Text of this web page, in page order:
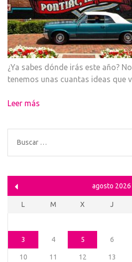
¿Ya sabes dónde irás este año?
tenemos unas cuantas ideas que
Leer más
Buscar:
agosto 2026
L M X J
3 4 5 6
10 11 12 13